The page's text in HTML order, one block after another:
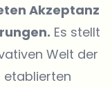
Akzeptanz
Es stellt
Welt der
etablierten